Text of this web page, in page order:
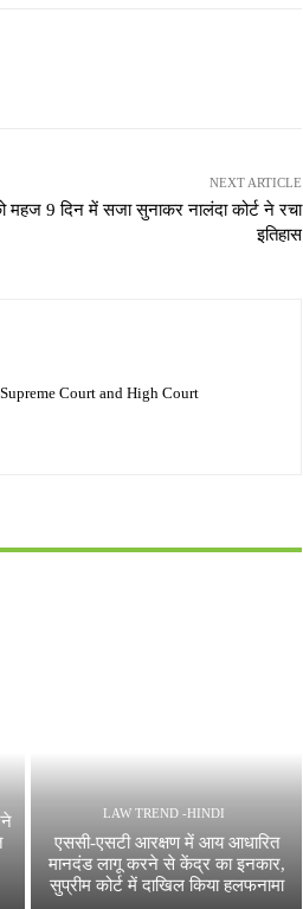
NEXT ARTICLE
महज 9 दिन में सजा सुनाकर नालंदा कोर्ट ने रचा
इतिहास
Court and High Court
LAW TREND -HINDI
एससी-एसटी आरक्षण में आय आधारित
मानदंड लागू करने से केंद्र का इनकार,
सुप्रीम कोर्ट में दाखिल किया हलफनामा